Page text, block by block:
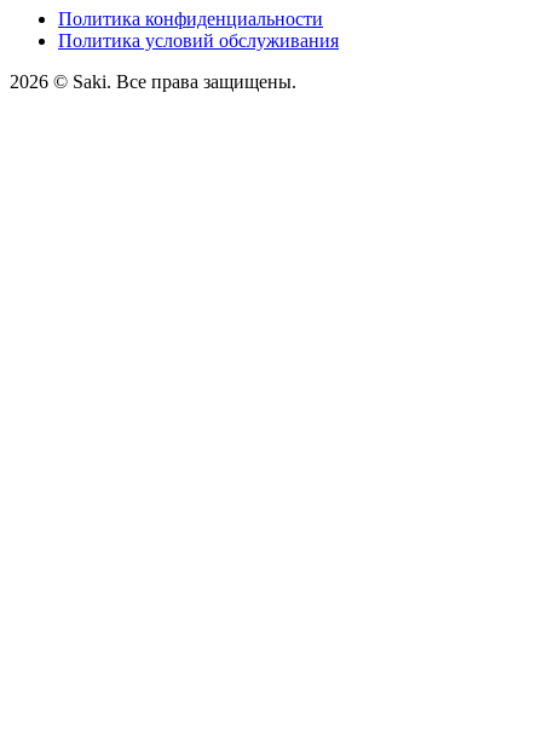
Политика конфиденциальности
Политика условий обслуживания
2026 © Saki. Все права защищены.